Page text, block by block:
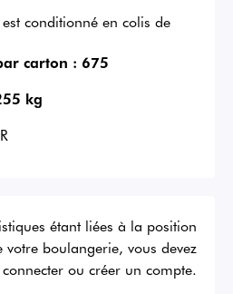
conditionné en colis de
carton : 675
kg
étant liées à la position
boulangerie, vous devez
ou créer un compte.